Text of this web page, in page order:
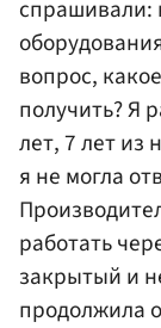
спрашивали:
вопрос,
получить? Я
лет, 7 лет из
я не могла
работать
закрытый и
продолжила